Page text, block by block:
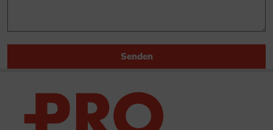
Senden